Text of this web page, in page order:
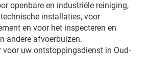
openbare en industriële reiniging,
installaties, voor
en voor het inspecteren en
andere afvoerbuizen.
uw ontstoppingsdienst in Oud-